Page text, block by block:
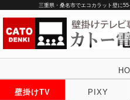
三重県・桑名市でエコカラット壁に
壁掛けTV PIXY